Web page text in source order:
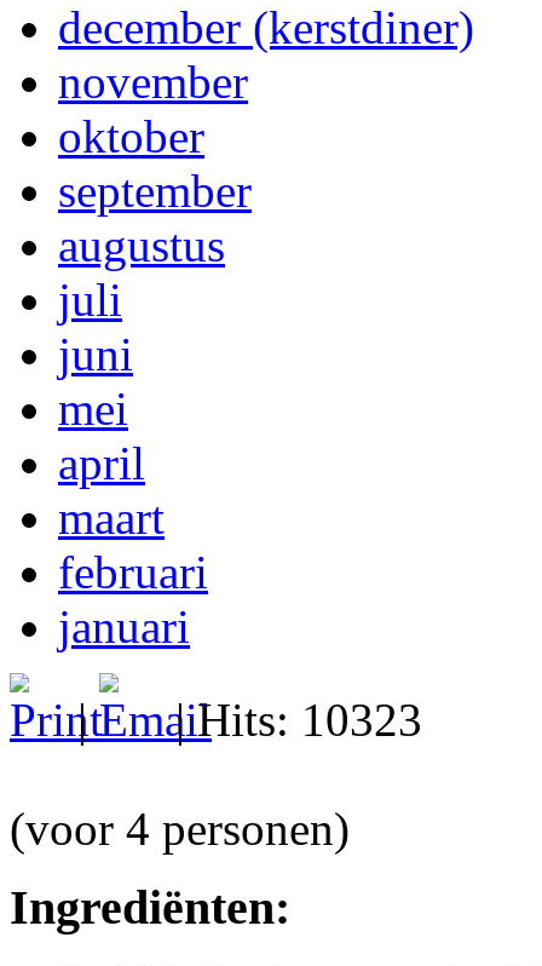
december (kerstdiner)
november
oktober
september
augustus
juli
juni
mei
april
maart
februari
januari
|
| Hits: 10323
(voor 4 personen)
Ingrediënten: